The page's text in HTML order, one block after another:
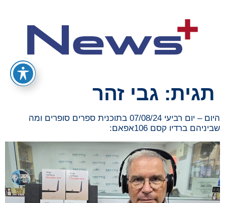
תגית: גבי זהר
היום – יום רביעי 07/08/24 בתוכנית ספרים סופרים ומה
שביניהם ברדיו קסם 106אפאם: